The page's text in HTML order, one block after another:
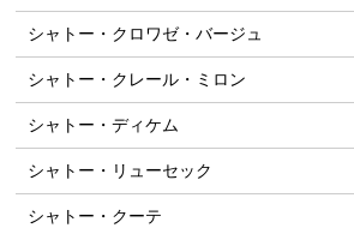
シャトー・クロワゼ・バージュ
シャトー・クレール・ミロン
シャトー・ディケム
シャトー・リューセック
シャトー・クーテ